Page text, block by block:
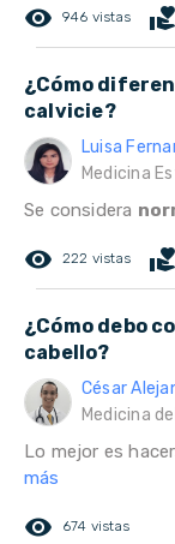
remove_red_eye 946 vistas volunteer_activism
¿Cómo
calvicie?
Luisa
Medicina
Se considera
remove_red_eye 222 vistas volunteer_activism
¿Cómo debo
cabello?
César
Medicina
Lo mejor es
más
remove_red_eye 674 vistas